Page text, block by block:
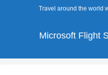
Travel around the world
Microsoft Flight